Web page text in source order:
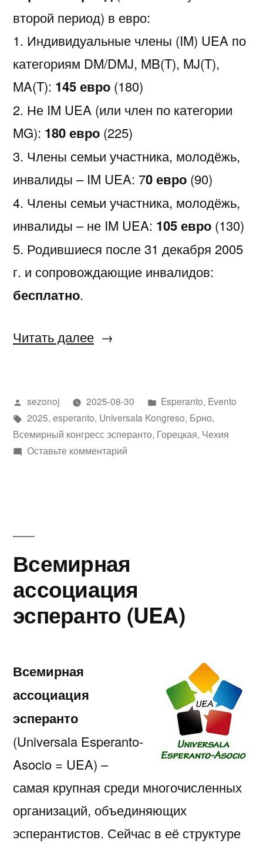
второй период) в евро:
1. Индивидуальные члены (IM) UEA по
категориям DM/DMJ, MB(T), MJ(T),
MA(T): 145 евро (180)
2. Не IM UEA (или член по категории
MG): 180 евро (225)
3. Члены семьи участника, молодёжь,
инвалиды – IM UEA: 70 евро (90)
4. Члены семьи участника, молодёжь,
инвалиды – не IM UEA: 105евро (130)
5. Родившиеся после 31 декабря 2005
г. и сопровождающие инвалидов:
бесплатно.
Читать далее«111-
конгресс
эсперанто
в
Написано
автором
sezonoj 2025-08-30
Написано
в
Esperanto, Evento
Метки:
2025, esperanto, Universala Kongreso, Брно,
Всемирный конгресс эсперанто, Горецкая, Чехия
Оставьте комментарийк
Всемирная
ассоциация
эсперанто (UEA)
Всемирная
ассоциация
эсперанто
(Universala Esperanto-
Asocio = UEA) –
самая крупная среди многочисленных
организаций, объединяющих
эсперантистов. Сейчас в её структуре